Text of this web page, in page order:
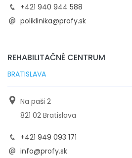
+421 940 944 588
poliklinika@profy.sk
REHABILITAČNÉ CENTRUM
BRATISLAVA
Na paši 2
821 02 Bratislava
+421 949 093 171
info@profy.sk